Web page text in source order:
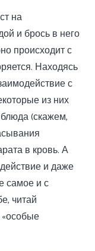
на
и брось в него
происходит с
Находясь
с
из них
(скажем,
в кровь. А
и даже
самое и с
читай